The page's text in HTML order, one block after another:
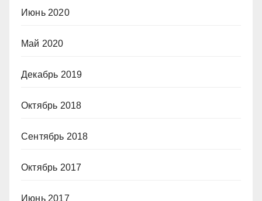
Июнь 2020
Май 2020
Декабрь 2019
Октябрь 2018
Сентябрь 2018
Октябрь 2017
Июнь 2017